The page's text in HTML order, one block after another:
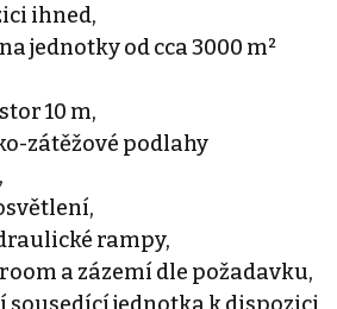
ihned,
jednotky od cca 3000 m²
10 m,
zátěžové podlahy
rampy,
a zázemí dle požadavku,
sousedící jednotka k dispozici